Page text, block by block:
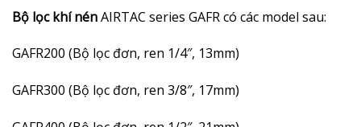
Bộ lọc khí nénAIRTAC series GAFR có các model sau:
GAFR200 (Bộ lọc đơn, ren 1/4″, 13mm)
GAFR300 (Bộ lọc đơn, ren 3/8″, 17mm)